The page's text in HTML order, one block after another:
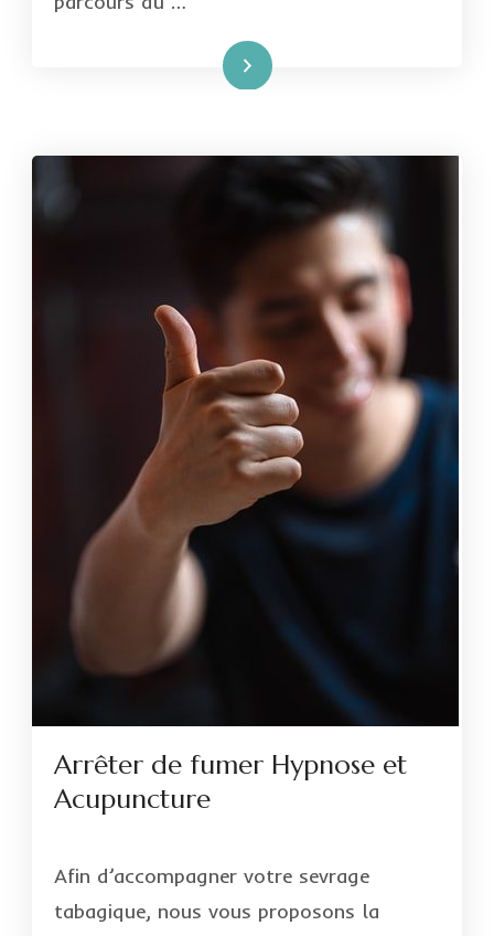
Lire la suite
Arrêter de fumer Hypnose et
Acupuncture
Afin d’accompagner votre sevrage
tabagique, nous vous proposons la